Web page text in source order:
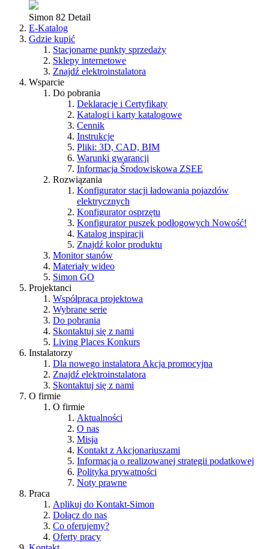
Simon 82 Detail
E-Katalog
Gdzie kupić
Stacjonarne punkty sprzedaży
Sklepy internetowe
Znajdź elektroinstalatora
Wsparcie
Do pobrania
Deklaracje i Certyfikaty
Katalogi i karty katalogowe
Cennik
Instrukcje
Pliki: 3D, CAD, BIM
Warunki gwarancji
Informacja Środowiskowa ZSEE
Rozwiązania
Konfigurator stacji ładowania pojazdów
elektrycznych
Konfigurator osprzętu
Konfigurator puszek podłogowych Nowość!
Katalog inspiracji
Znajdź kolor produktu
Monitor stanów
Materiały wideo
Simon GO
Projektanci
Współpraca projektowa
Wybrane serie
Do pobrania
Skontaktuj się z nami
Living Places Konkurs
Instalatorzy
Dla nowego instalatora Akcja promocyjna
Znajdź elektroinstalatora
Skontaktuj się z nami
O firmie
O firmie
Aktualności
O nas
Misja
Kontakt z Akcjonariuszami
Informacja o realizowanej strategii podatkowej
Polityka prywatności
Noty prawne
Praca
Aplikuj do Kontakt-Simon
Dołącz do nas
Co oferujemy?
Oferty pracy